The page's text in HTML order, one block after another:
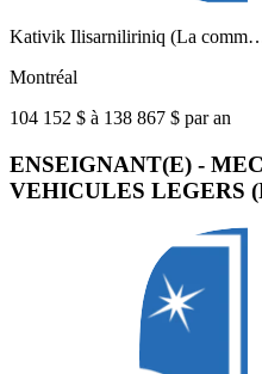
Kativik Ilisarniliriniq (La
Montréal
104 152 $ à 138 867 $ par an
ENSEIGNANT(E) -
VEHICULES LEGERS